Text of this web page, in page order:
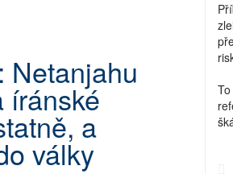
Netanjahu
íránské
a
války